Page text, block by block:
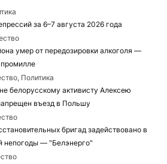
за 6–7 августа 2026 года
умер от передозировки алкоголя —
промилле
Политика
белорусскому активисту Алексею
въезд в Польшу
бригад задействовано в
непогоды — "Белэнерго"